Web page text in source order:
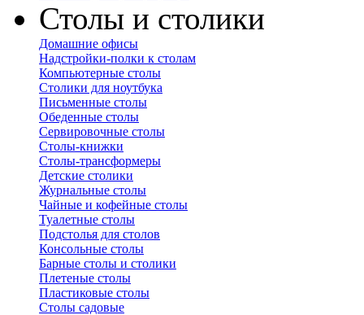
Столы и столики
Домашние офисы
Надстройки-полки к столам
Компьютерные столы
Столики для ноутбука
Письменные столы
Обеденные столы
Сервировочные столы
Столы-книжки
Столы-трансформеры
Детские столики
Журнальные столы
Чайные и кофейные столы
Туалетные столы
Подстолья для столов
Консольные столы
Барные столы и столики
Плетеные столы
Пластиковые столы
Столы садовые